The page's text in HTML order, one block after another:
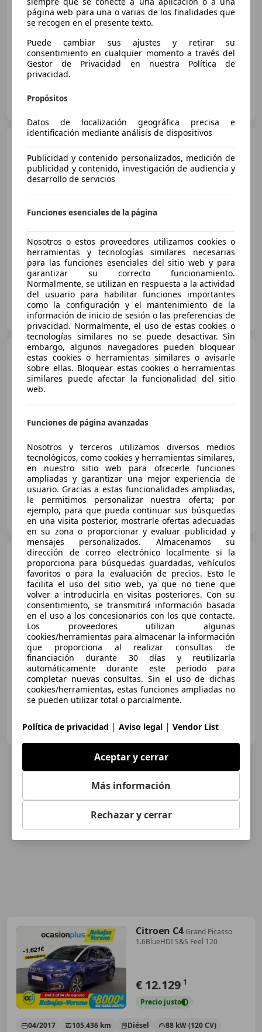
05/2016 128.956 km Diésel
GRUPO TERRY
ES-41007 SEVILLA
Citroen C4
Spacetourer 1.5BlueHDI S&S Live
130
Súper
OCASIONPLUS CASTELLÓN - VILLAREAL
ES-12550 ALMASSORA
Citroen C4Spacetourer
1.6BlueHDI S&S Feel EAT6 120
¡STOCK FUERA! Hasta -45% dto sobre financiación!
CLICARS MADRID
ES-28021 MADRID
Citroen C41.6BlueHDI S&S
Feel Edition 120
€ 7.904
Buen precio
04/2016 111.592 km Diésel
88 kW (120 CV)
ES-28050 MADRID
Citroen C4Grand Picasso
1.6BlueHDI S&S Feel 120
€ 12.129 1
Precio justo
04/2017 105.436 km Diésel
88 kW (120 CV)
página web para una o varias de los finalidades que
se recogen en el presente texto.
Puede cambiar sus ajustes y retirar su
consentimiento en cualquier momento a través del
Gestor de Privacidad en nuestra Política de
privacidad.
Propósitos
Datos de localización geográfica precisa e
identificación mediante análisis de dispositivos
Publicidad y contenido personalizados, medición de
publicidad y contenido, investigación de audiencia y
desarrollo de servicios
Funciones esenciales de la página
Nosotros o estos proveedores utilizamos cookies o
herramientas y tecnologías similares necesarias
para las funciones esenciales del sitio web y para
garantizar su correcto funcionamiento.
Normalmente, se utilizan en respuesta a la actividad
del usuario para habilitar funciones importantes
como la configuración y el mantenimiento de la
información de inicio de sesión o las preferencias de
privacidad. Normalmente, el uso de estas cookies o
tecnologías similares no se puede desactivar. Sin
embargo, algunos navegadores pueden bloquear
estas cookies o herramientas similares o avisarle
sobre ellas. Bloquear estas cookies o herramientas
similares puede afectar la funcionalidad del sitio
web.
Funciones de página avanzadas
Nosotros y terceros utilizamos diversos medios
tecnológicos, como cookies y herramientas similares,
en nuestro sitio web para ofrecerle funciones
ampliadas y garantizar una mejor experiencia de
usuario. Gracias a estas funcionalidades ampliadas,
le permitimos personalizar nuestra oferta; por
ejemplo, para que pueda continuar sus búsquedas
en una visita posterior, mostrarle ofertas adecuadas
en su zona o proporcionar y evaluar publicidad y
mensajes personalizados. Almacenamos su
dirección de correo electrónico localmente si la
proporciona para búsquedas guardadas, vehículos
favoritos o para la evaluación de precios. Esto le
facilita el uso del sitio web, ya que no tiene que
volver a introducirla en visitas posteriores. Con su
consentimiento, se transmitirá información basada
en el uso a los concesionarios con los que contacte.
Los proveedores utilizan algunas
cookies/herramientas para almacenar la información
que proporciona al realizar consultas de
financiación durante 30 días y reutilizarla
automáticamente durante este periodo para
completar nuevas consultas. Sin el uso de dichas
cookies/herramientas, estas funciones ampliadas no
se pueden utilizar total o parcialmente.
Política de privacidad | Aviso legal | Vendor List
Aceptar y cerrar
Más información
Rechazar y cerrar